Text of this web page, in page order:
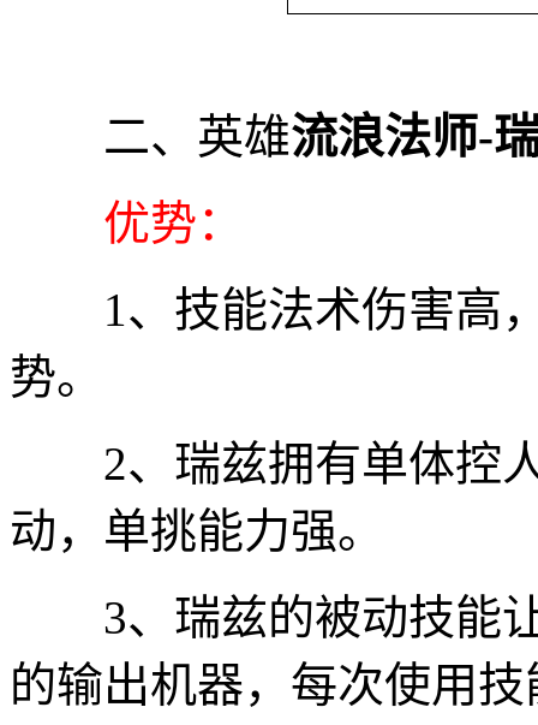
二、英雄流浪法师-
优势：
1、技能法术伤害高，
势。
2、瑞兹拥有单体控人
动，单挑能力强。
3、瑞兹的被动技能让
的输出机器，每次使用